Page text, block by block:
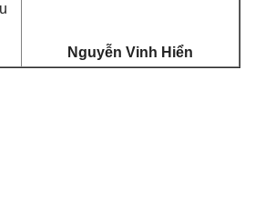
Nguyễn Vinh Hiển